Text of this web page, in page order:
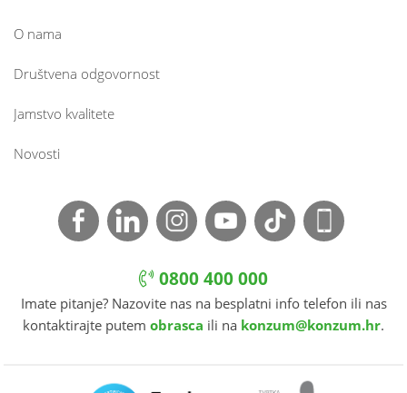
O nama
Društvena odgovornost
Jamstvo kvalitete
Novosti
0800 400 000
Imate pitanje? Nazovite nas na besplatni info telefon ili nas
kontaktirajte putem obrasca ili na konzum@konzum.hr.